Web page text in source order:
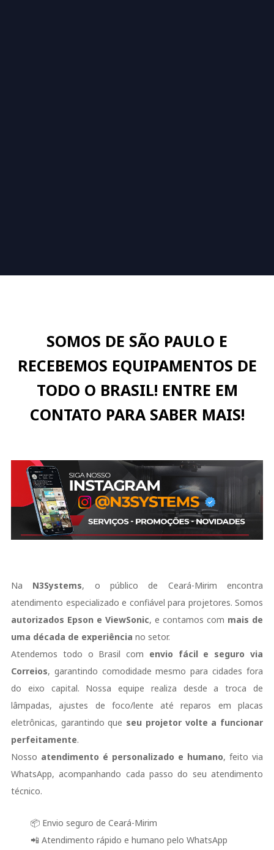
SOMOS DE SÃO PAULO E
RECEBEMOS EQUIPAMENTOS DE
TODO O BRASIL! ENTRE EM
CONTATO PARA SABER MAIS!
Na N3Systems, o público de Ceará-Mirim encontra
atendimento especializado e confiável para projetores. Somos
autorizados Epson e ViewSonic, e contamos com mais de
uma década de experiência no setor.
Atendemos todo o Brasil com envio fácil e seguro via
Correios, garantindo comodidade mesmo para cidades fora
do eixo capital. Nossa equipe realiza desde a troca de
lâmpadas, ajustes de foco/lente até reparos em placas
eletrônicas, garantindo que seu projetor volte a funcionar
perfeitamente.
Nosso atendimento é personalizado e humano, feito via
WhatsApp, acompanhando cada passo do seu atendimento
técnico.
📦 Envio seguro de Ceará-Mirim
📲 Atendimento rápido e humano pelo WhatsApp